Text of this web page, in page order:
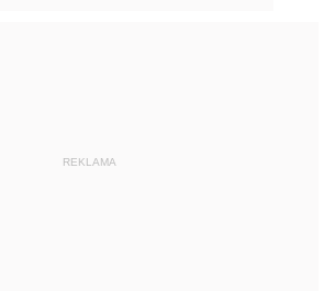
REKLAMA